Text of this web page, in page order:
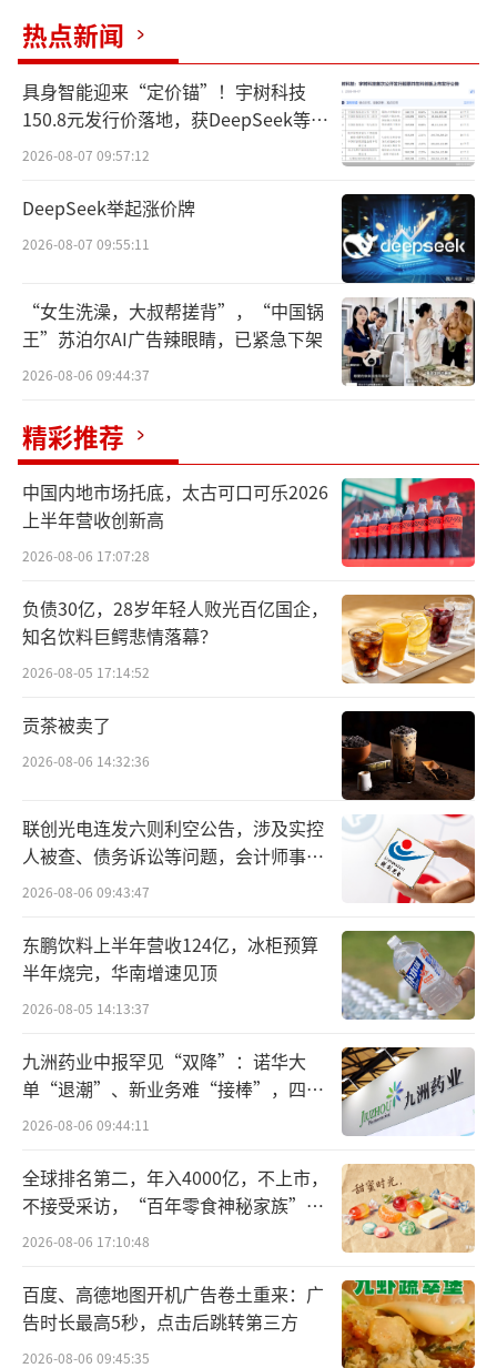
各种争议也随之而来。有人说是他吹牛、
是骗子，也有人欣赏他的张扬和疯狂；有人说
他是蹭热点，也有人羡慕追觅是“别人家的公
司”。
经过对俞浩最近一段时间相关言论的梳理
和分析，我们认为，俞浩作为一家年营收数百
亿公司的掌舵人，他在社交平台上说的每一句
话，绝非失控的“酒后狂言”，而是从战略到
资金、人才等诸多方面的公开宣言。
短期，是为公司一系列新产品、新业务造
势；长期，则是为更长远的战略规划铺路。
毕竟，一个宏大愿景的实现，需要足够长
的时间，也需要足够多的钱和足够强的人才队
伍来支撑。
频出狂言
最近几天，追觅创始人俞浩，终于正常了
不少，但他前一段时间，在互联网上积累起来
的流量，仍让他在社交平台上的每一次发言，
都会受到持续关注。
进入2026年，此前并不出圈的俞浩，突然
变得“疯狂”，一系列出格的言论，甚至被圈
内外怀疑“是不是喝多了”。
月初，在没有任何铺垫的情况下，俞浩突
然在自己的朋友圈写下一段豪言：追觅生态将
成为人类历史上第一个百万亿美金的生态公
司。
他特别强调，目前人类市值最高的公司是
代人，能把人类市值最高的公司，带到8-10万
亿美金……我会把人类价值最高的企业推高一
个数量级。把追觅生态做到一百万亿美金量
级！也许不止一家，是多家一百万亿美金量
级。
热点新闻
具身智能迎来“定价锚”！宇树科技
150.8元发行价落地，获DeepSeek等豪
华战配加持
2026-08-07 09:57:12
DeepSeek举起涨价牌
2026-08-07 09:55:11
“女生洗澡，大叔帮搓背”，“中国锅
王”苏泊尔AI广告辣眼睛，已紧急下架
2026-08-06 09:44:37
精彩推荐
中国内地市场托底，太古可口可乐2026
上半年营收创新高
2026-08-06 17:07:28
负债30亿，28岁年轻人败光百亿国企，
知名饮料巨鳄悲情落幕？
2026-08-05 17:14:52
贡茶被卖了
2026-08-06 14:32:36
联创光电连发六则利空公告，涉及实控
人被查、债务诉讼等问题，会计师事务
所曾出具“保留意见”
2026-08-06 09:43:47
东鹏饮料上半年营收124亿，冰柜预算
半年烧完，华南增速见顶
2026-08-05 14:13:37
九洲药业中报罕见“双降”：诺华大
单“退潮”、新业务难“接棒”，四大
难关待闯
2026-08-06 09:44:11
全球排名第二，年入4000亿，不上市，
不接受采访，“百年零食神秘家族”浮
出水面？
2026-08-06 17:10:48
百度、高德地图开机广告卷土重来：广
告时长最高5秒，点击后跳转第三方
2026-08-06 09:45:35